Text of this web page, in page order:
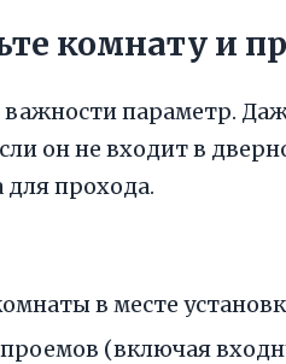
комнату и
параметр.
он не входит в
прохода.
в месте
(включая